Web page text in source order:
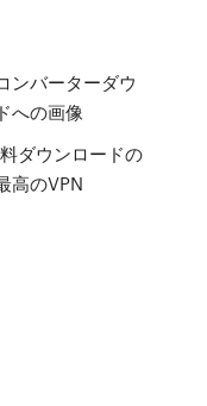
ンバーターダウ
への画像
ダウンロードの
高のVPN